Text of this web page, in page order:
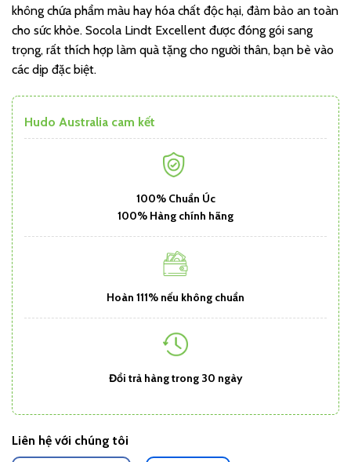
không chứa phẩm màu hay hóa chất độc hại, đảm bảo an toàn
cho sức khỏe. Socola Lindt Excellent được đóng gói sang
trọng, rất thích hợp làm quà tặng cho người thân, bạn bè vào
các dịp đặc biệt.
Hudo Australia cam kết
100% Chuẩn Úc
100% Hàng chính hãng
Hoàn 111% nếu không chuẩn
Đổi trả hàng trong 30 ngày
Liên hệ với chúng tôi